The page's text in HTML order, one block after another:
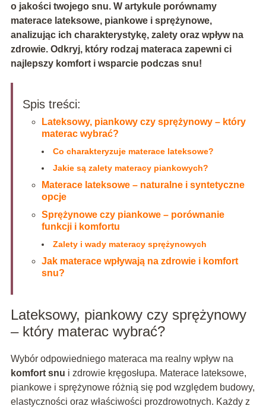
o jakości twojego snu. W artykule porównamy
materace lateksowe, piankowe i sprężynowe,
analizując ich charakterystykę, zalety oraz wpływ na
zdrowie. Odkryj, który rodzaj materaca zapewni ci
najlepszy komfort i wsparcie podczas snu!
Spis treści:
Lateksowy, piankowy czy sprężynowy – który
materac wybrać?
Co charakteryzuje materace lateksowe?
Jakie są zalety materacy piankowych?
Materace lateksowe – naturalne i syntetyczne
opcje
Sprężynowe czy piankowe – porównanie
funkcji i komfortu
Zalety i wady materacy sprężynowych
Jak materace wpływają na zdrowie i komfort
snu?
Lateksowy, piankowy czy sprężynowy
– który materac wybrać?
Wybór odpowiedniego materaca ma realny wpływ na
komfort snu i zdrowie kręgosłupa. Materace lateksowe,
piankowe i sprężynowe różnią się pod względem budowy,
elastyczności oraz właściwości prozdrowotnych. Każdy z